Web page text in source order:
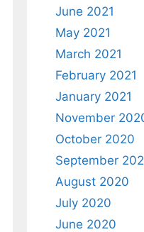
June 2021
May 2021
March 2021
February 2021
January 2021
November
October 2020
September
August 2020
July 2020
June 2020